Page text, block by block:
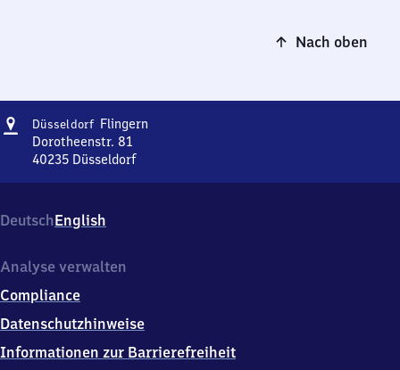
Nach oben
Adresse
Düsseldorf FlingernDüsseldorf-
Dorotheenstr. 81
40235 Düsseldorf
Dorotheenstr.
81,
0
3
5
DeutschEnglish
Analyse verwalten
Compliance
Datenschutzhinweise
Informationen zur Barrierefreiheit